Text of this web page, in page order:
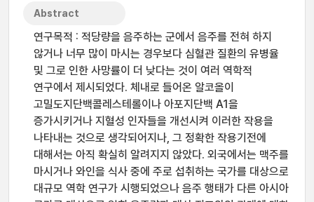
Abstract
연구목적 : 적당량을 음주하는 군에서 음주를 전혀 하지
않거나 너무 많이 마시는 경우보다 심혈관 질환의 유병율
및 그로 인한 사망률이 더 낮다는 것이 여러 역학적
연구에서 제시되었다. 체내로 들어온 알코올이
고밀도지단백콜레스테롤이나 아포지단백 A1을
증가시키거나 지혈성 인자들을 개선시켜 이러한 작용을
나타내는 것으로 생각되어지나, 그 정확한 작용기전에
대해서는 아직 확실히 알려지지 않았다. 외국에서는 맥주를
마시거나 와인을 식사 중에 주로 섭취하는 국가를 대상으로
대규모 역학 연구가 시행되었으나 음주 행태가 다른 아시아